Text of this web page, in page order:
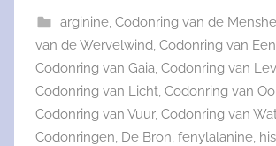
arginine, Codonring van de
van de Wervelwind, Codonring van
Codonring van Gaia, Codonring van
Codonring van Licht, Codonring van
Codonring van Vuur, Codonring van
Codonringen, De Bron, fenylalanine,